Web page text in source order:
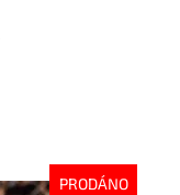
PRODÁNO